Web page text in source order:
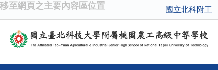
移至網頁之主要內容區位置 國立北科附工